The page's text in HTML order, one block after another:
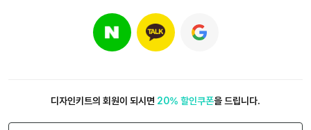
디자인키트의 회원이 되시면 20% 할인쿠폰을 드립니다.